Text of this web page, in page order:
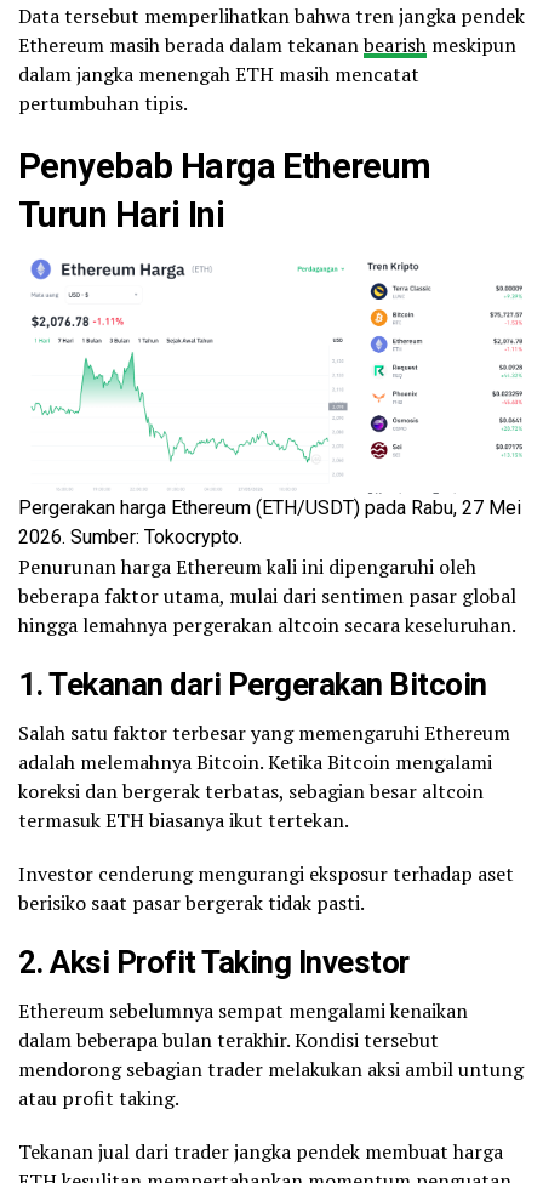
Data tersebut memperlihatkan bahwa tren jangka pendek
Ethereum masih berada dalam tekananbearish meskipun
dalam jangka menengah ETH masih mencatat
pertumbuhan tipis.
Penyebab Harga Ethereum
Turun Hari Ini
Pergerakan harga Ethereum (ETH/USDT) pada Rabu, 27 Mei
2026. Sumber: Tokocrypto.
Penurunan harga Ethereum kali ini dipengaruhi oleh
beberapa faktor utama, mulai dari sentimen pasar global
hingga lemahnya pergerakan altcoin secara keseluruhan.
1. Tekanan dari Pergerakan Bitcoin
Salah satu faktor terbesar yang memengaruhi Ethereum
adalah melemahnya Bitcoin. Ketika Bitcoin mengalami
koreksi dan bergerak terbatas, sebagian besar altcoin
termasuk ETH biasanya ikut tertekan.
Investor cenderung mengurangi eksposur terhadap aset
berisiko saat pasar bergerak tidak pasti.
2. Aksi Profit Taking Investor
Ethereum sebelumnya sempat mengalami kenaikan
dalam beberapa bulan terakhir. Kondisi tersebut
mendorong sebagian trader melakukan aksi ambil untung
atau profit taking.
Tekanan jual dari trader jangka pendek membuat harga